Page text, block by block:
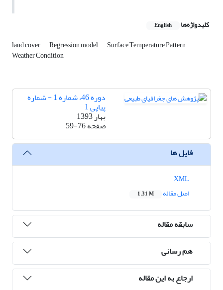
کلیدواژه‌ها English
land cover Regression model Surface Temperature Pattern
Weather Condition
دوره 46، شماره 1 - شماره
پیاپی 1
بهار 1393
صفحه59-76
فایل ها
اصل مقاله
1.31 M
سابقه مقاله
هم رسانی
ارجاع به این مقاله